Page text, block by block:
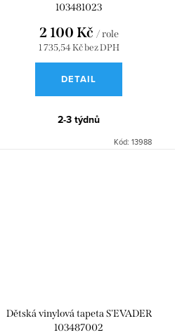
103481023
1 735,54 Kč bez DPH
2 100 Kč / role
DETAIL
2-3 týdnů
Kód: 13988
Dětská vinylová tapeta S'EVADER
103487002